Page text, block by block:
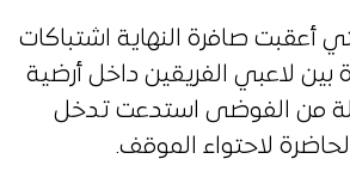
أعقبت صافرة النهاية اشتباكات
بين لاعبي الفريقين داخل أرضية
من الفوضى استدعت تدخل
لاحتواء الموقف.